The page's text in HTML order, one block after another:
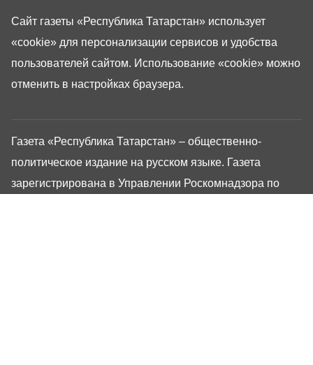
Газета «Республика Татарстан» – общественно-
политическое издание на русском языке. Газета
зарегистрирована в Управлении Роскомнадзора по
Сайт газеты «Республика Татарстан» использует
«cookie» для персонализации сервисов и удобства
пользователей сайтом. Использование «cookie» можно
отменить в настройках браузера.